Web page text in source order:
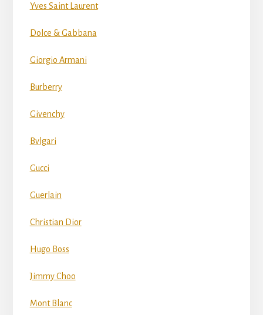
Yves Saint Laurent
Dolce & Gabbana
Giorgio Armani
Burberry
Givenchy
Bvlgari
Gucci
Guerlain
Christian Dior
Hugo Boss
Jimmy Choo
Mont Blanc